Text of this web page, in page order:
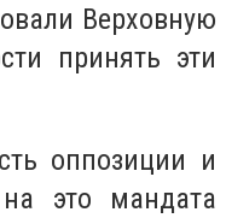
Верховную
принять эти
оппозиции и
это мандата